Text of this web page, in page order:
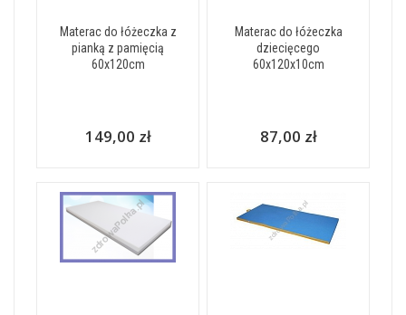
Materac do łóżeczka z
pianką z pamięcią
60x120cm
149,00 zł
Materac do łóżeczka
dziecięcego
60x120x10cm
87,00 zł